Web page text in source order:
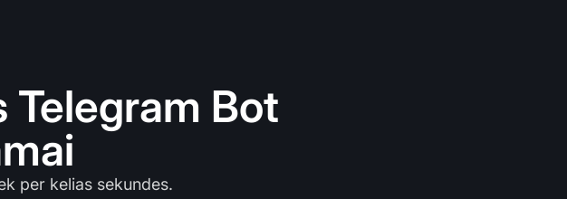
Bot
per kelias sekundes.